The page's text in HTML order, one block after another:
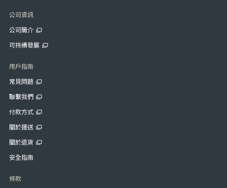
公司資訊
公司簡介
可持續發展
用戶指南
常見問題
聯繫我們
付款方式
關於運送
關於退貨
安全指南
條款